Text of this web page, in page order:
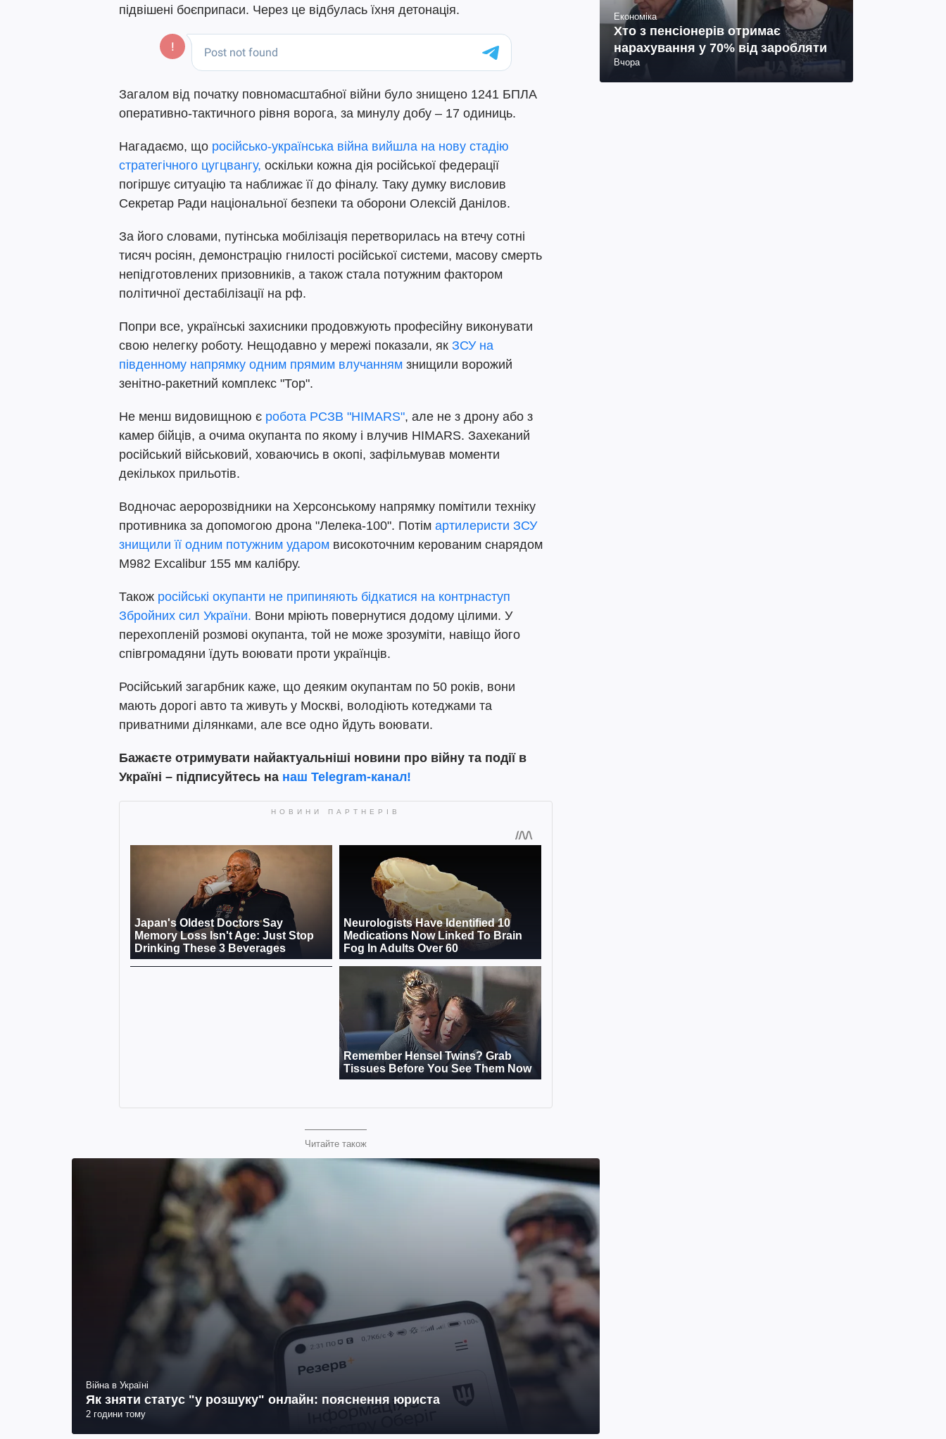
підвішені боєприпаси. Через це відбулась їхня детонація.
Загалом від початку повномасштабної війни було знищено 1241 БПЛА
оперативно-тактичного рівня ворога, за минулу добу – 17 одиниць.
Нагадаємо, що російсько-українська війна вийшла на нову стадію
стратегічного цугцвангу, оскільки кожна дія російської федерації
погіршує ситуацію та наближає її до фіналу. Таку думку висловив
Секретар Ради національної безпеки та оборони Олексій Данілов.
За його словами, путінська мобілізація перетворилась на втечу сотні
тисяч росіян, демонстрацію гнилості російської системи, масову смерть
непідготовлених призовників, а також стала потужним фактором
політичної дестабілізації на рф.
Попри все, українські захисники продовжують професійну виконувати
свою нелегку роботу. Нещодавно у мережі показали, як ЗСУ на
південному напрямку одним прямим влучанням знищили ворожий
зенітно-ракетний комплекс "Тор".
Не менш видовищною є робота РСЗВ "HIMARS", але не з дрону або з
камер бійців, а очима окупанта по якому і влучив HIMARS. Захеканий
російський військовий, ховаючись в окопі, зафільмував моменти
декількох прильотів.
Водночас аеророзвідники на Херсонському напрямку помітили техніку
противника за допомогою дрона "Лелека-100". Потім артилеристи ЗСУ
знищили її одним потужним ударом високоточним керованим снарядом
M982 Excalibur 155 мм калібру.
Також російські окупанти не припиняють бідкатися на контрнаступ
Збройних сил України. Вони мріють повернутися додому цілими. У
перехопленій розмові окупанта, той не може зрозуміти, навіщо його
співгромадяни їдуть воювати проти українців.
Російський загарбник каже, що деяким окупантам по 50 років, вони
мають дорогі авто та живуть у Москві, володіють котеджами та
приватними ділянками, але все одно йдуть воювати.
Бажаєте отримувати найактуальніші новини про війну та події в
Україні – підписуйтесь на наш Telegram-канал!
Читайте також
Війна в Україні
Як зняти статус "у розшуку" онлайн: пояснення юриста
2 години тому
Економіка
Хто з пенсіонерів отримає
нарахування у 70% від заробляти
Вчора